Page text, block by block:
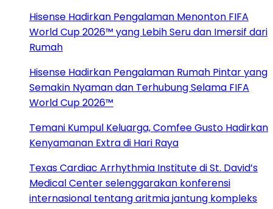
Hisense Hadirkan Pengalaman Menonton FIFA
World Cup 2026™ yang Lebih Seru dan Imersif dari
Rumah
Hisense Hadirkan Pengalaman Rumah Pintar yang
Semakin Nyaman dan Terhubung Selama FIFA
World Cup 2026™
Temani Kumpul Keluarga, Comfee Gusto Hadirkan
Kenyamanan Extra di Hari Raya
Texas Cardiac Arrhythmia Institute di St. David’s
Medical Center selenggarakan konferensi
internasional tentang aritmia jantung kompleks